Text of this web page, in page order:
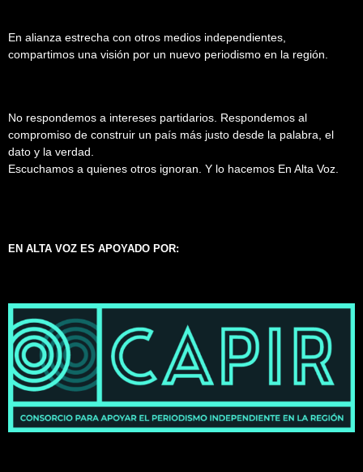
En alianza estrecha con otros medios independientes,
compartimos una visión por un nuevo periodismo en la región.
No respondemos a intereses partidarios. Respondemos al
compromiso de construir un país más justo desde la palabra, el
dato y la verdad.
Escuchamos a quienes otros ignoran. Y lo hacemos En Alta Voz.
EN ALTA VOZ ES APOYADO POR: